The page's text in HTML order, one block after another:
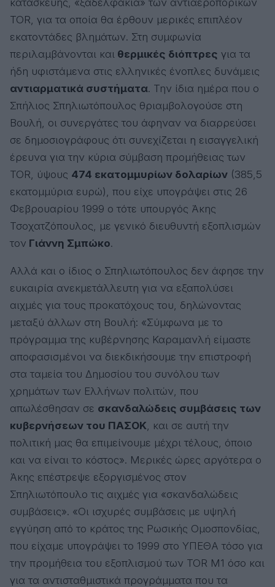
TOR, για τα οποία θα έρθουν μερικές επιπλέον
εκατοντάδες βλημάτων. Στη συμφωνία
περιλαμβάνονται και θερμικές διόπτρες για τα
ήδη υφιστάμενα στις ελληνικές ένοπλες δυνάμεις
αντιαρματικά συστήματα. Την ίδια ημέρα που ο
Σπήλιος Σπηλιωτόπουλος θριαμβολογούσε στη
Βουλή, οι συνεργάτες του άφηναν να διαρρεύσει
σε δημοσιογράφους ότι συνεχίζεται η εισαγγελική
έρευνα για την κύρια σύμβαση προμήθειας των
TOR, ύψους 474 εκατομμυρίων δολαρίων (385,5
εκατομμύρια ευρώ), που είχε υπογράψει στις 26
Φεβρουαρίου 1999 ο τότε υπουργός Άκης
Τσοχατζόπουλος, με γενικό διευθυντή εξοπλισμών
τον Γιάννη Σμπώκο.
Αλλά και ο ίδιος ο Σπηλιωτόπουλος δεν άφησε την
ευκαιρία ανεκμετάλλευτη για να εξαπολύσει
αιχμές για τους προκατόχους του, δηλώνοντας
μεταξύ άλλων στη Βουλή: «Σύμφωνα με το
πρόγραμμα της κυβέρνησης Καραμανλή είμαστε
αποφασισμένοι να διεκδικήσουμε την επιστροφή
στα ταμεία του Δημοσίου του συνόλου των
χρημάτων των Ελλήνων πολιτών, που
απωλέσθησαν σε σκανδαλώδεις συμβάσεις των
κυβερνήσεων του ΠΑΣΟΚ , και σε αυτή την
πολιτική μας θα επιμείνουμε μέχρι τέλους, όποιο
και να είναι το κόστος». Μερικές ώρες αργότερα ο
Άκης επέστρεψε εξοργισμένος στον
Σπηλιωτόπουλο τις αιχμές για «σκανδαλώδεις
συμβάσεις». «Οι ισχυρές συμβάσεις με υψηλή
εγγύηση από το κράτος της Ρωσικής Ομοσπονδίας,
που είχαμε υπογράψει το 1999 στο ΥΠΕΘΑ τόσο για
την προμήθεια του εξοπλισμού των TOR Μ1 όσο και
για τα αντισταθμιστικά προγράμματα που τα